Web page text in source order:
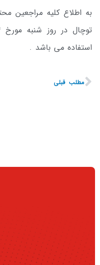
به اطلاع کلیه مراجعین
استفاده می باشد .
مطلب قبلی